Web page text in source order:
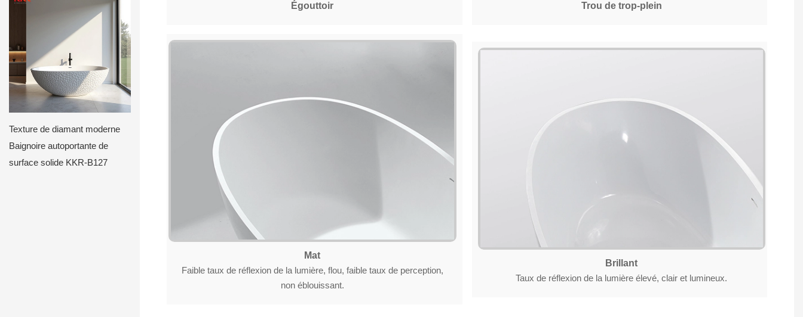
Texture de diamant moderne
Baignoire autoportante de
surface solide KKR-B127
Égouttoir Trou de trop-plein
Mat
Faible taux de réflexion de la lumière, flou, faible taux de perception,
non éblouissant.
Brillant
Taux de réflexion de la lumière élevé, clair et lumineux.